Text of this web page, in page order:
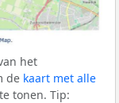
het
de kaart met alle
te tonen. Tip: